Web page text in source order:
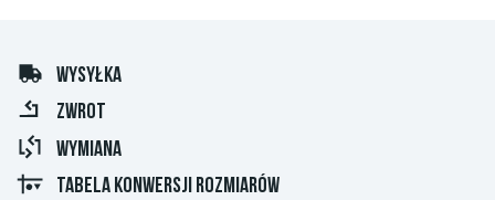
WYSYŁKA
ZWROT
WYMIANA
TABELA KONWERSJI ROZMIARÓW